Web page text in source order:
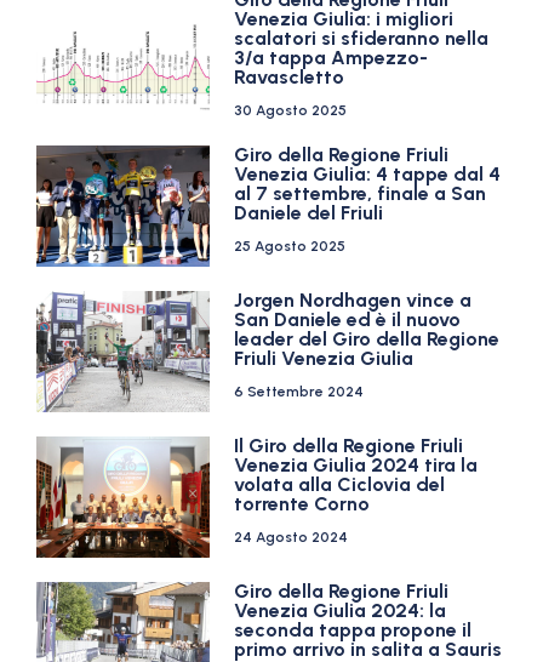
Venezia Giulia: i migliori
scalatori si sfideranno nella
3/a tappa Ampezzo-
Ravascletto
30 Agosto 2025
Giro della Regione Friuli
Venezia Giulia: 4 tappe dal 4
al 7 settembre, finale a San
Daniele del Friuli
25 Agosto 2025
Jorgen Nordhagen vince a
San Daniele ed è il nuovo
leader del Giro della Regione
Friuli Venezia Giulia
6 Settembre 2024
Il Giro della Regione Friuli
Venezia Giulia 2024 tira la
volata alla Ciclovia del
torrente Corno
24 Agosto 2024
Giro della Regione Friuli
Venezia Giulia 2024: la
seconda tappa propone il
primo arrivo in salita a Sauris